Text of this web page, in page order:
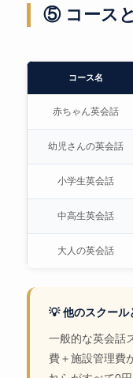
⑤ コース
コース名
赤ちゃん英会話
幼児さんの英会話
小学生英会話
中高生英会話
大人の英会話
💡 他のスクール
一般的な英会話
費＋施設管理費